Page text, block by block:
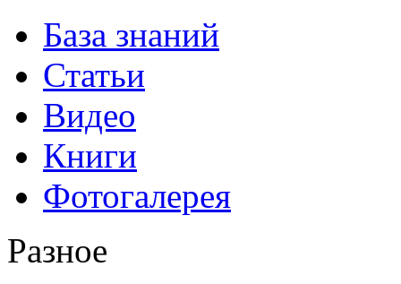
База знаний
Статьи
Видео
Книги
Фотогалерея
Разное